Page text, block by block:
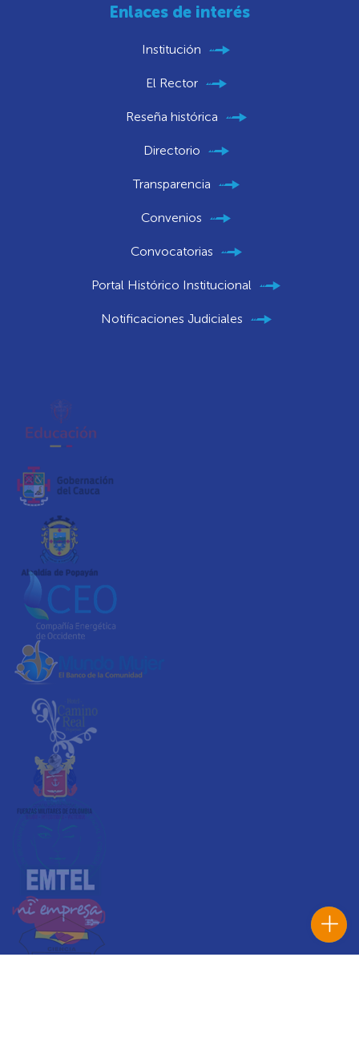
Enlaces de interés
Institución
El Rector
Reseña histórica
Directorio
Transparencia
Convenios
Convocatorias
Portal Histórico Institucional
Notificaciones Judiciales